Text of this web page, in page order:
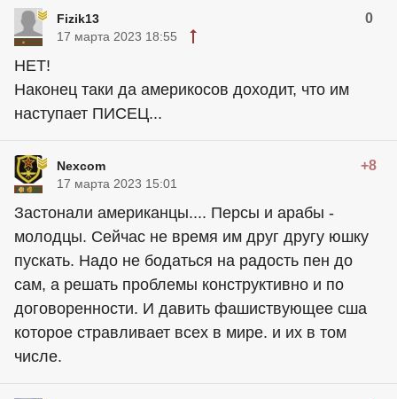
Fizik13 0
17 марта 2023 18:55
НЕТ!
Наконец таки да америкосов доходит, что им
наступает ПИСЕЦ...
Nexcom +8
17 марта 2023 15:01
Застонали американцы.... Персы и арабы -
молодцы. Сейчас не время им друг другу юшку
пускать. Надо не бодаться на радость пен до
сам, а решать проблемы конструктивно и по
договоренности. И давить фашиствующее сша
которое стравливает всех в мире. и их в том
числе.